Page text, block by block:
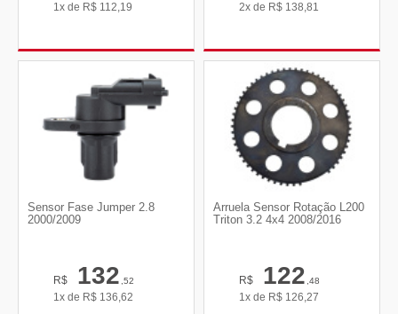
1x de R$ 112,19 2x de R$ 138,81
Sensor Fase Jumper 2.8
2000/2009
R$ 132,52
1x de R$ 136,62
Arruela Sensor Rotação L200
Triton 3.2 4x4 2008/2016
R$ 122,48
1x de R$ 126,27